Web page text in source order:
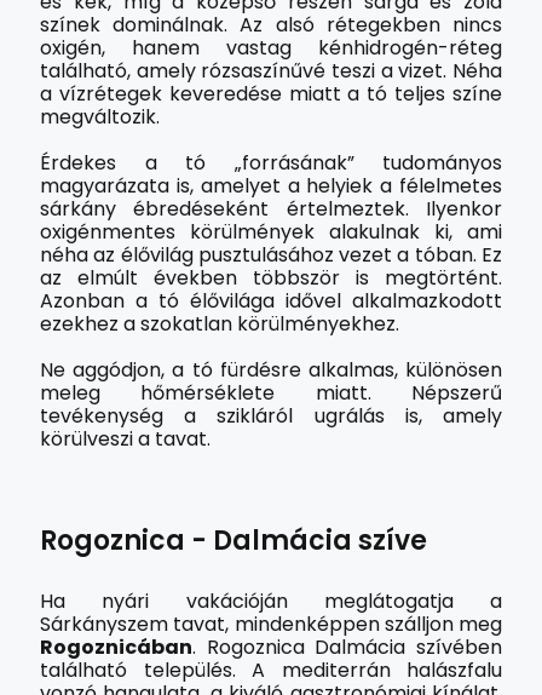
színek dominálnak. Az alsó rétegekben nincs
oxigén, hanem vastag kénhidrogén-réteg
található, amely rózsaszínűvé teszi a vizet. Néha
a vízrétegek keveredése miatt a tó teljes színe
megváltozik.
Érdekes a tó „forrásának” tudományos
magyarázata is, amelyet a helyiek a félelmetes
sárkány ébredéseként értelmeztek. Ilyenkor
oxigénmentes körülmények alakulnak ki, ami
néha az élővilág pusztulásához vezet a tóban. Ez
az elmúlt években többször is megtörtént.
Azonban a tó élővilága idővel alkalmazkodott
ezekhez a szokatlan körülményekhez.
Ne aggódjon, a tó fürdésre alkalmas, különösen
meleg hőmérséklete miatt. Népszerű
tevékenység a szikláról ugrálás is, amely
körülveszi a tavat.
Rogoznica - Dalmácia szíve
Ha nyári vakációján meglátogatja a
Sárkányszem tavat, mindenképpen szálljon meg
Rogoznicában. Rogoznica Dalmácia szívében
található település. A mediterrán halászfalu